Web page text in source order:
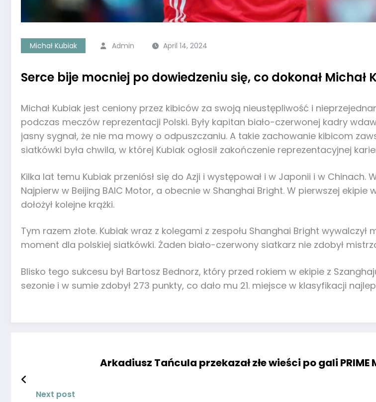
Michał Kubiak Admin April 14, 2024
Serce bije mocniej po dowiedzeniu się, co dokonał Michał
Michał Kubiak jest ceniony przez kibiców za swoją nieustępliwość i
podczas meczów reprezentacji Polski. Były kapitan biało-czerwonej kadry
jasny sygnał, że nie ma mowy o odpuszczaniu. A takie zachowanie kibicom
siatkówki była chwila, w której Kubiak ogłosił zakończenie reprezentacyjnej
Kilka lat temu Kubiak przeniósł się do Azji i występował i w Japonii i w
Najpierw w Beijing BAIC Motor, a obecnie w Shanghai Bright. W pierwszej
dołożył kolejne krążki.
Tym razem złote. Kubiak wraz z kolegami z zespołu Shanghai Bright
moment dla polskiej siatkówki. Żaden biało-czerwony siatkarz nie zdobył
Blisko tego sukcesu był Bartosz Bednorz, który przed rokiem w ekipie z
sezonie i w sumie zdobył 273 punkty, co dało mu 21. miejsce w klasyfikacji
Arkadiusz Tańcula przekazał złe wieści po gali
Next post